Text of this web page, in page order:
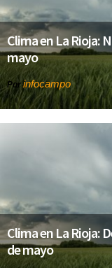
Clima en La Rioja:
mayo
Porinfocampo
Clima en La Rioja:
de mayo